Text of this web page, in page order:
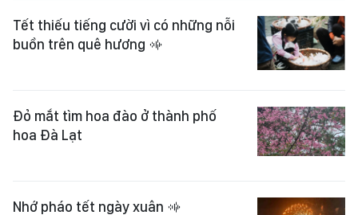
Tết thiếu tiếng cười vì có những nỗi
buồn trên quê hương
Đỏ mắt tìm hoa đào ở thành phố
hoa Đà Lạt
Nhớ pháo tết ngày xuân